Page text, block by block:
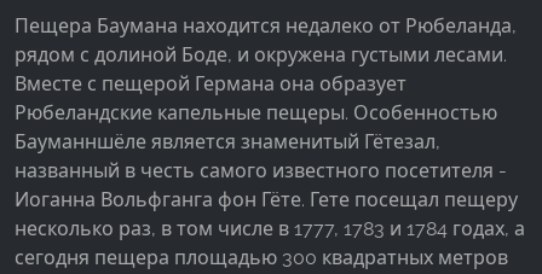
Пещера Баумана находится недалеко от Рюбеланда,
рядом с долиной Боде, и окружена густыми лесами.
Вместе с пещерой Германа она образует
Рюбеландские капельные пещеры. Особенностью
Бауманншёле является знаменитый Гётезал,
названный в честь самого известного посетителя -
Иоганна Вольфганга фон Гёте. Гете посещал пещеру
несколько раз, в том числе в 1777, 1783 и 1784 годах, а
сегодня пещера площадью 300 квадратных метров